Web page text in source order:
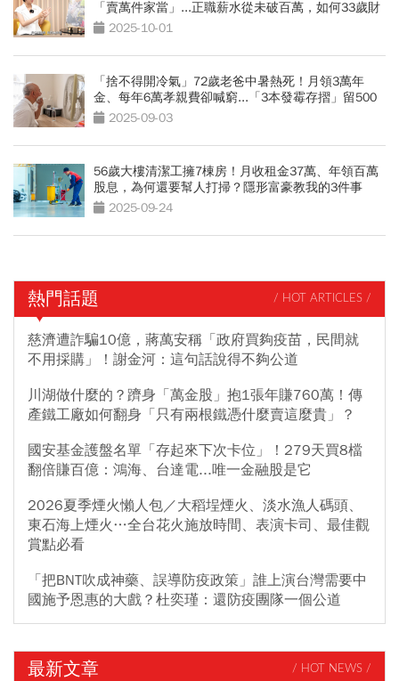
「賣萬件家當」...正職薪水從未破百萬，如何33歲財
務自由？
2025-10-01
「捨不得開冷氣」72歲老爸中暑熱死！月領3萬年
金、每年6萬孝親費卻喊窮...「3本發霉存摺」留500
萬遺產啟示
2025-09-03
56歲大樓清潔工擁7棟房！月收租金37萬、年領百萬
股息，為何還要幫人打掃？隱形富豪教我的3件事
2025-09-24
熱門話題 / HOT ARTICLES /
慈濟遭詐騙10億，蔣萬安稱「政府買夠疫苗，民間就
不用採購」！謝金河：這句話說得不夠公道
川湖做什麼的？躋身「萬金股」抱1張年賺760萬！傳
產鐵工廠如何翻身「只有兩根鐵憑什麼賣這麼貴」？
國安基金護盤名單「存起來下次卡位」！279天買8檔
翻倍賺百億：鴻海、台達電...唯一金融股是它
2026夏季煙火懶人包／大稻埕煙火、淡水漁人碼頭、
東石海上煙火…全台花火施放時間、表演卡司、最佳觀
賞點必看
「把BNT吹成神藥、誤導防疫政策」誰上演台灣需要中
國施予恩惠的大戲？杜奕瑾：還防疫團隊一個公道
最新文章 / HOT NEWS /